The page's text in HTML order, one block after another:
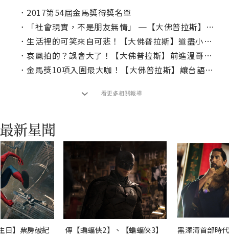
． 2017第54屆金馬獎得獎名單
．
「社會現實，不是朋友無情」 ─【大佛普拉斯】專訪
． 生活裡的可笑來自可悲！【大佛普拉斯】道盡小人物的甘味人生
． 哀鳳拍的？誤會大了！【大佛普拉斯】前進溫哥華影展
． 金馬獎10項入圍最大咖！【大佛普拉斯】讓台語揚威海外
看更多相關報導
日】票房破紀
傳【蝙蝠俠2】、【蝙蝠俠3】
黑澤清首部時